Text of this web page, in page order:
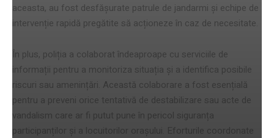
aceasta, au fost desfășurate patrule de jandarmi și echipe de
intervenție rapidă pregătite să acționeze în caz de necesitate.
În plus, poliția a colaborat îndeaproape cu serviciile de
informații pentru a monitoriza situația și a identifica posibile
riscuri sau amenințări. Această colaborare a fost esențială
pentru a preveni orice tentativă de destabilizare sau acte de
vandalism care ar fi putut pune în pericol siguranța
participanților și a locuitorilor orașului. Eforturile coordonate